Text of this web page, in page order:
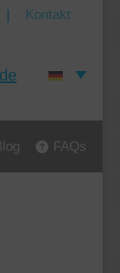
| Kontakt
FAQs